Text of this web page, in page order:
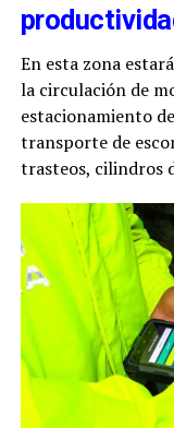
En esta zona
la circulación de
estacionamiento
transporte de
trasteos, cilindros